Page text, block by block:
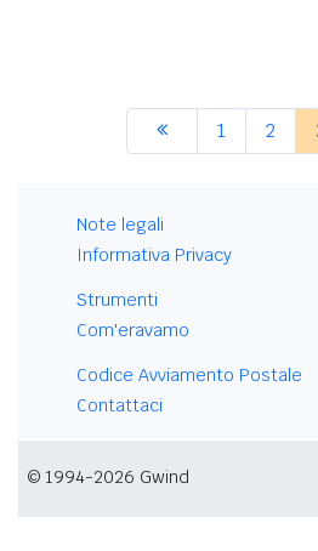
1 2
Note legali
Informativa Privacy
Strumenti
Com'eravamo
Codice Avviamento Postale
Contattaci
© 1994-2026 Gwind